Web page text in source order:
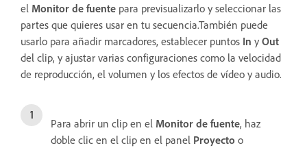
el Monitor de fuente para previsualizarlo y seleccionar las
partes que quieres usar en tu secuencia.También puede
usarlo para añadir marcadores, establecer puntos In y Out
del clip, y ajustar varias configuraciones como la velocidad
de reproducción, el volumen y los efectos de vídeo y audio.
Para abrir un clip en el Monitor de fuente, haz
doble clic en el clip en el panel Proyecto o